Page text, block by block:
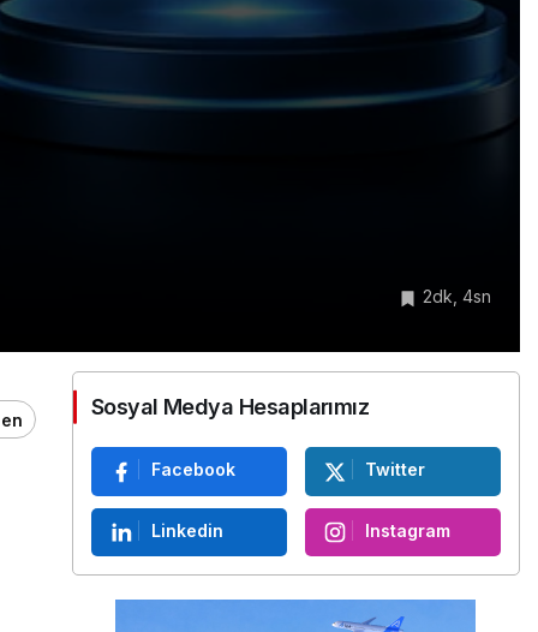
2dk, 4sn
Sosyal Medya Hesaplarımız
Facebook Twitter
Linkedin Instagram